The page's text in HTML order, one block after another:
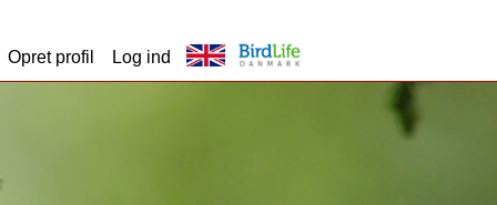
Opret profil Log ind